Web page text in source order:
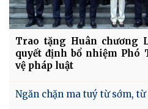
Trao tặng Huân chương
quyết định bổ nhiệm Phó
vệ pháp luật
Ngăn chặn ma tuý từ sớm, từ